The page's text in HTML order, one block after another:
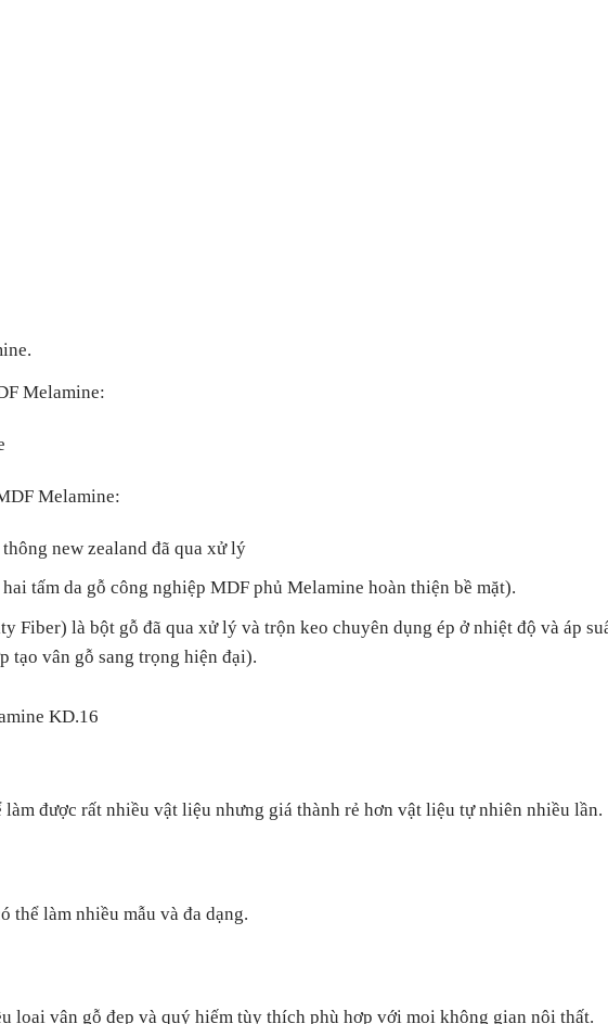
Melamine:
Melamine:
new zealand đã qua xử lý
tấm da gỗ công nghiệp MDF phủ Melamine hoàn thiện bề mặt).
Fiber) là bột gỗ đã qua xử lý và trộn keo chuyên dụng ép ở nhiệt độ và áp
tạo vân gỗ sang trọng hiện đại).
KD.16
được rất nhiều vật liệu nhưng giá thành rẻ hơn vật liệu tự nhiên nhiều lần.
thể làm nhiều mẫu và đa dạng.
loại vân gỗ đẹp và quý hiếm tùy thích phù hợp với mọi không gian nội thất.